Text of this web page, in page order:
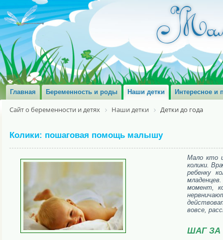
Главная Беременность и роды Наши детки Интересное и
Сайт о беременности и детях Наши детки Детки до года
Колики: пошаговая помощь малышу
Мало кто
колики.
ребенку
момент,
вовсе,
ШАГ